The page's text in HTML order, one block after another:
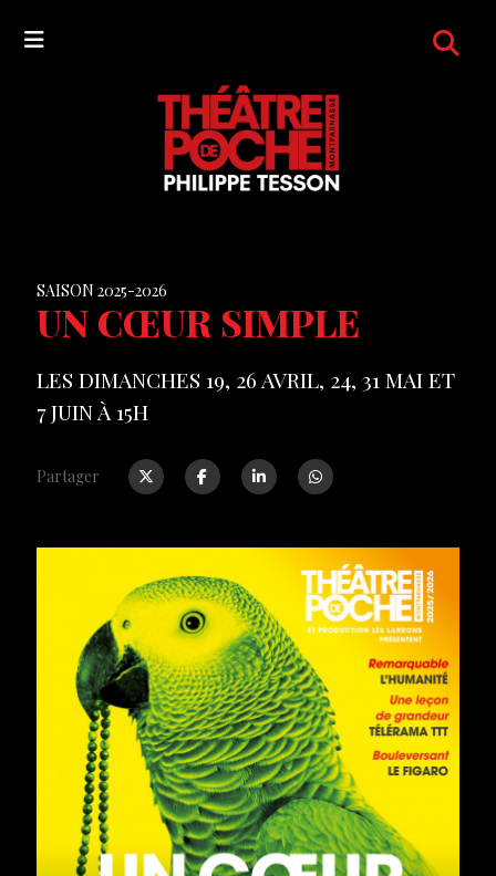
SAISON 2025-2026
UN CŒUR SIMPLE
LES DIMANCHES 19, 26 AVRIL, 24, 31 MAI ET
7 JUIN À 15H
Partager